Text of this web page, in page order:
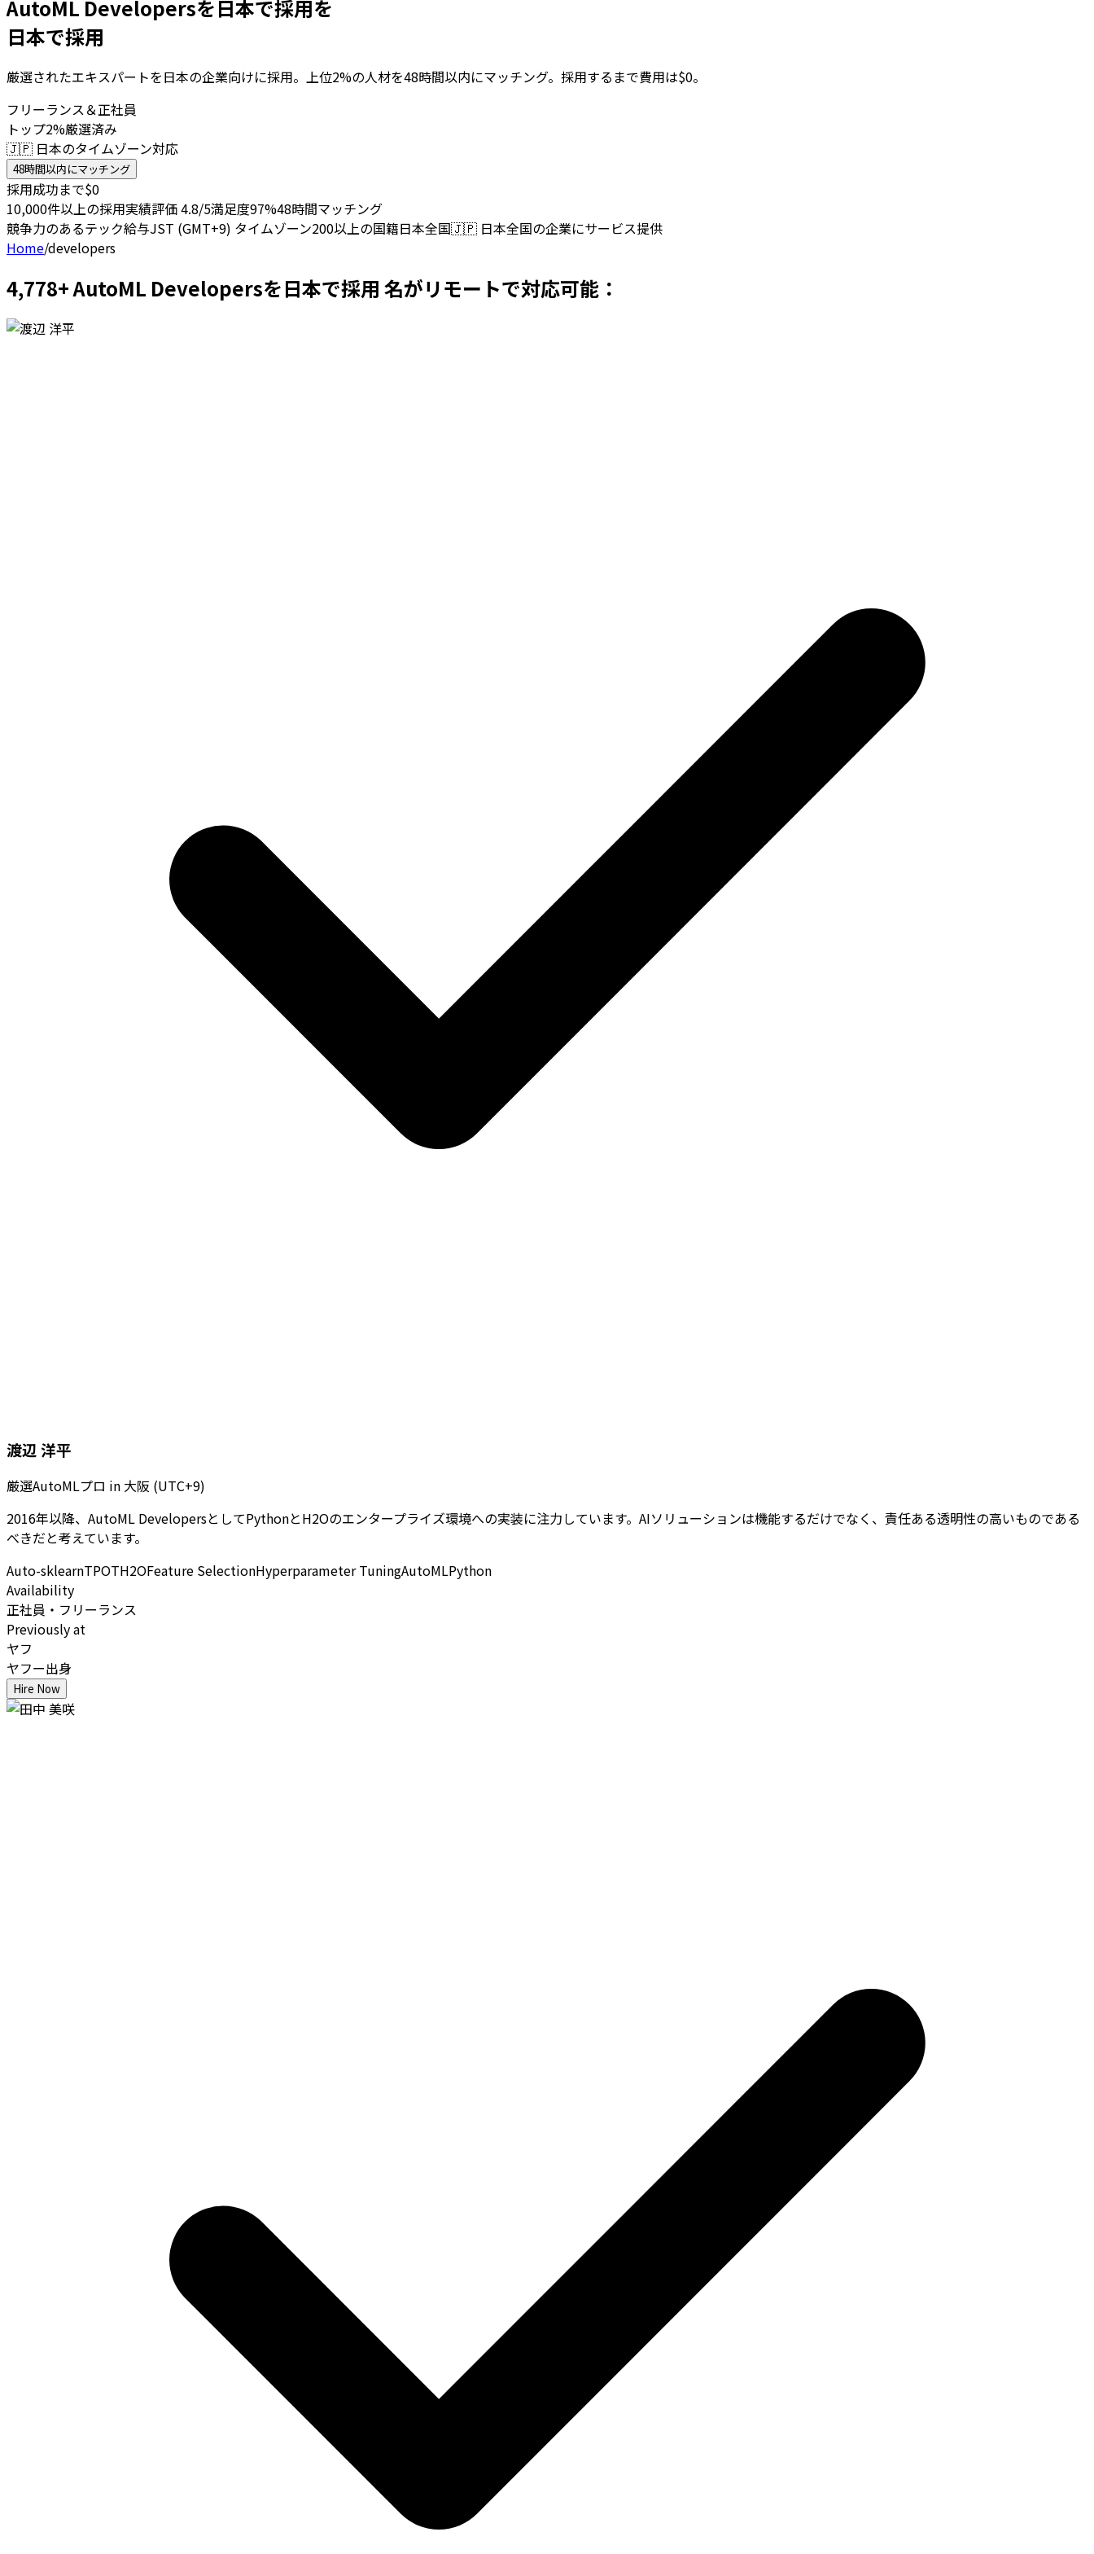
AutoML Developersを日本で採用を
日本で採用
厳選されたエキスパートを日本の企業向けに採用。上位2%の人材を48時間以内にマッチング。採用するまで費用は$0。
フリーランス＆正社員
トップ2%厳選済み
🇯🇵 日本のタイムゾーン対応
48時間以内にマッチング
採用成功まで$0
10,000件以上の採用実績評価 4.8/5満足度97%48時間マッチング
競争力のあるテック給与JST (GMT+9) タイムゾーン200以上の国籍日本全国🇯🇵 日本全国の企業にサービス提供
Home/developers
4,778+ AutoML Developersを日本で採用 名がリモートで対応可能：
渡辺 洋平
厳選AutoMLプロ in 大阪 (UTC+9)
2016年以降、AutoML DevelopersとしてPythonとH2Oのエンタープライズ環境への実装に注力しています。AIソリューションは機能するだけでなく、責任ある透明性の高いものである
べきだと考えています。
Auto-sklearnTPOTH2OFeature SelectionHyperparameter TuningAutoMLPython
Availability
正社員・フリーランス
Previously at
ヤフ
ヤフー出身
Hire Now